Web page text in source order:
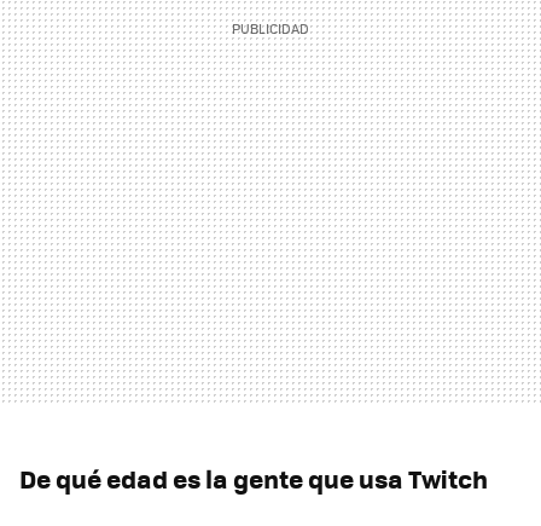
De qué edad es la gente que usa Twitch